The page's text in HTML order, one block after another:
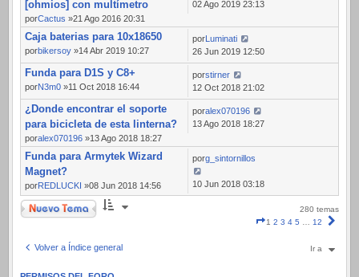
[ohmios] con multímetro
porCactus »21 Ago 2016 20:31
02 Ago 2019 23:13
Caja baterias para 10x18650
porbikersoy »14 Abr 2019 10:27
por Luminati
26 Jun 2019 12:50
Funda para D1S y C8+
porN3m0 »11 Oct 2018 16:44
porstirner
12 Oct 2018 21:02
¿Donde encontrar el soporte
para bicicleta de esta linterna?
poralex070196 »13 Ago 2018 18:27
poralex070196
13 Ago 2018 18:27
Funda para Armytek Wizard
Magnet?
porREDLUCKI »08 Jun 2018 14:56
porg_sintornillos
10 Jun 2018 03:18
Nuevo Tema
280 temas
Página
1 2 3 4 5 … 12
Volver a Índice general Ir a